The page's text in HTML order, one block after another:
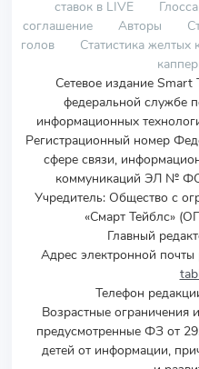
ставок в LIVE
соглашение
Авторы
голов
Статистика желтых
Сетевое издание Smart
федеральной службе
информационных
Регистрационный номер
сфере связи,
коммуникаций ЭЛ №
Учредитель: Общество с
«Смарт Тейблс»
Главный
Адрес электронной почты
Телефон
Возрастные
предусмотренные ФЗ от
детей от информации,